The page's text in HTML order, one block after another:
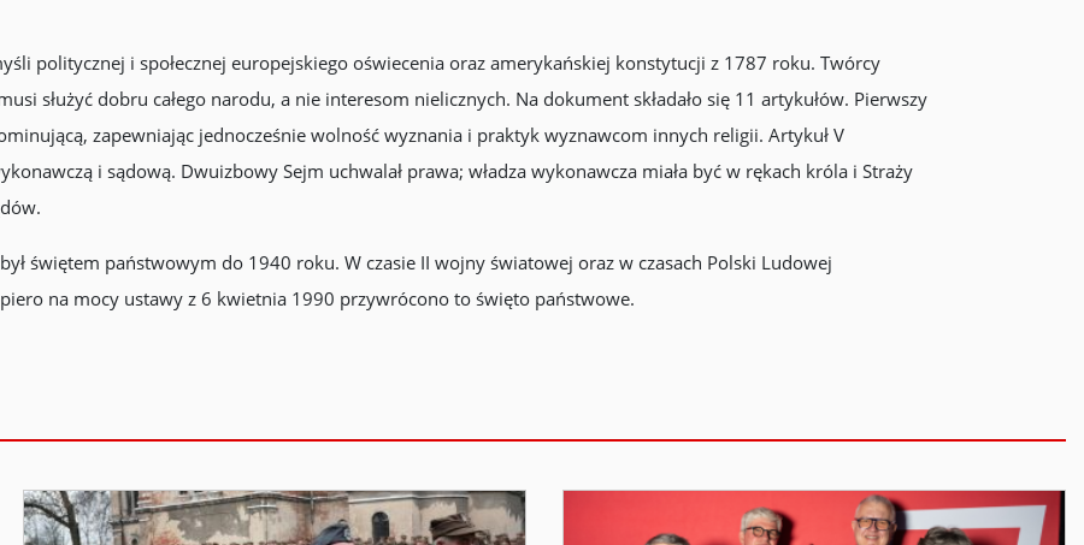
politycznej i społecznej europejskiego oświecenia oraz amerykańskiej konstytucji z 1787 roku. Twórcy
służyć dobru całego narodu, a nie interesom nielicznych. Na dokument składało się 11 artykułów. Pierwszy
zapewniając jednocześnie wolność wyznania i praktyk wyznawcom innych religii. Artykuł V
i sądową. Dwuizbowy Sejm uchwalał prawa; władza wykonawcza miała być w rękach króla i Straży
świętem państwowym do 1940 roku. W czasie II wojny światowej oraz w czasach Polski Ludowej
na mocy ustawy z 6 kwietnia 1990 przywrócono to święto państwowe.